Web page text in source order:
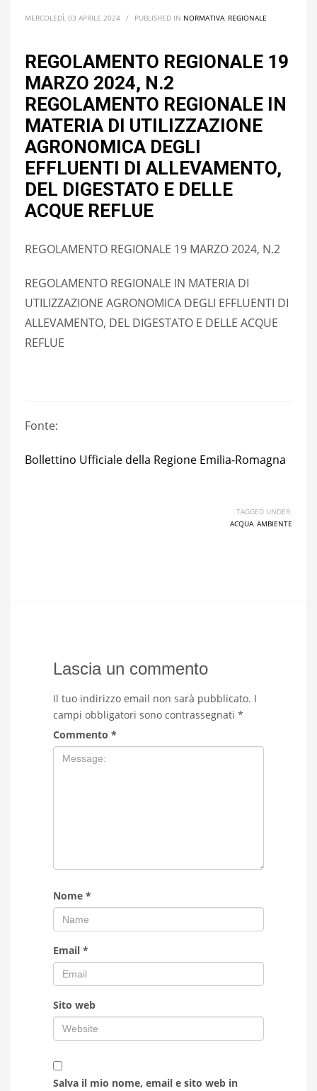
MERCOLEDÌ, 03 APRILE 2024 / PUBLISHED IN NORMATIVA, REGIONALE
REGOLAMENTO REGIONALE 19
MARZO 2024, N.2
REGOLAMENTO REGIONALE IN
MATERIA DI UTILIZZAZIONE
AGRONOMICA DEGLI
EFFLUENTI DI ALLEVAMENTO,
DEL DIGESTATO E DELLE
ACQUE REFLUE
REGOLAMENTO REGIONALE 19 MARZO 2024, N.2
REGOLAMENTO REGIONALE IN MATERIA DI
UTILIZZAZIONE AGRONOMICA DEGLI EFFLUENTI DI
ALLEVAMENTO, DEL DIGESTATO E DELLE ACQUE
REFLUE
Fonte:
Bollettino Ufficiale della Regione Emilia-Romagna
TAGGED UNDER:
ACQUA, AMBIENTE
Lascia un commento
Il tuo indirizzo email non sarà pubblicato. I
campi obbligatori sono contrassegnati *
Commento *
Nome *
Email *
Sito web
Salva il mio nome, email e sito web in